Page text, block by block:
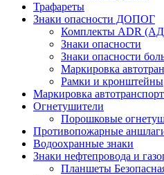
Трафареты
Знаки опасности ДОПОГ
Комплекты ADR
Знаки опасности
Знаки опасности
Маркировка
Рамки и кронштейны
Маркировка
Огнетушители
Порошковые
Противопожарные
Водоохранные знаки
Знаки нефтепровода и
Планшеты